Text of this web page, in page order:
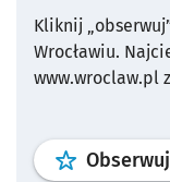
Kliknij
Wrocławiu.
www.wroclaw.pl
Obserwuj